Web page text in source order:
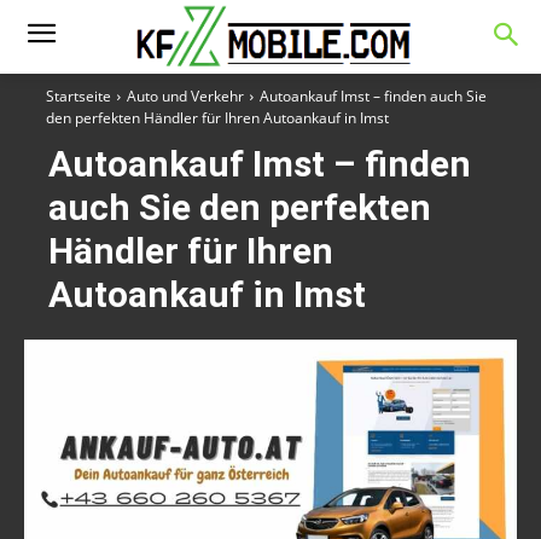
Startseite Auto und Verkehr
Autoankauf Imst – finden auch Sie
den perfekten Händler für Ihren Autoankauf in Imst
Autoankauf Imst – finden
auch Sie den perfekten
Händler für Ihren
Autoankauf in Imst